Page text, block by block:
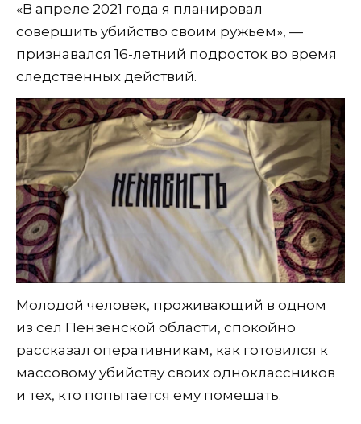
«В апреле 2021 года я планировал
совершить убийство своим ружьем», —
признавался 16-летний подросток во время
следственных действий.
Молодой человек, проживающий в одном
из сел Пензенской области, спокойно
рассказал оперативникам, как готовился к
массовому убийству своих одноклассников
и тех, кто попытается ему помешать.